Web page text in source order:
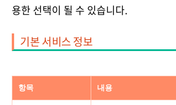
용한 선택이 될 수 있습니다.
기본 서비스 정보
항목 내용